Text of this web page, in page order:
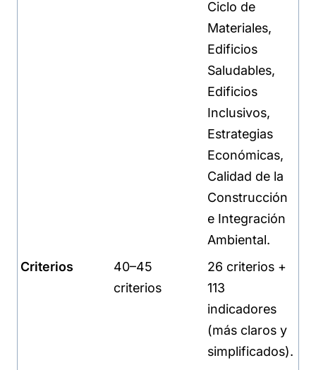
Ciclo de
Materiales,
Edificios
Saludables,
Edificios
Inclusivos,
Estrategias
Económicas,
Calidad de la
Construcción
e Integración
Ambiental.
Criterios
40–45
criterios
26 criterios +
113
indicadores
(más claros y
simplificados).